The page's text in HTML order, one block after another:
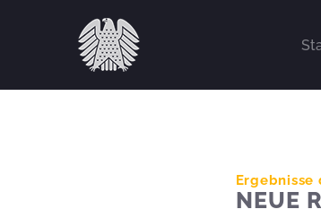
NEUE